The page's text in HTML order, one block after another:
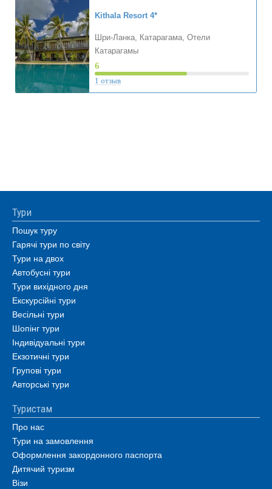
Kithala Resort 4*
Шри-Ланка, Катарагама, Отели
Катарагамы
6
1 отзыв
Тури
Пошук туру
Гарячі тури по світу
Тури на двох
Автобусні тури
Тури вихідного дня
Екскурсійні тури
Весільні тури
Шопінг тури
Індивідуальні тури
Екзотичні тури
Групові тури
Авторські тури
Туристам
Про нас
Тури на замовлення
Оформлення закордонного паспорта
Дитячий туризм
Візи